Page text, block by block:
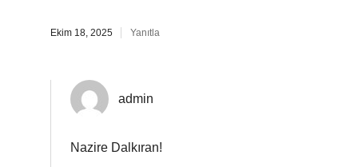
Ekim 18, 2025 Yanıtla
admin
Nazire Dalkıran!